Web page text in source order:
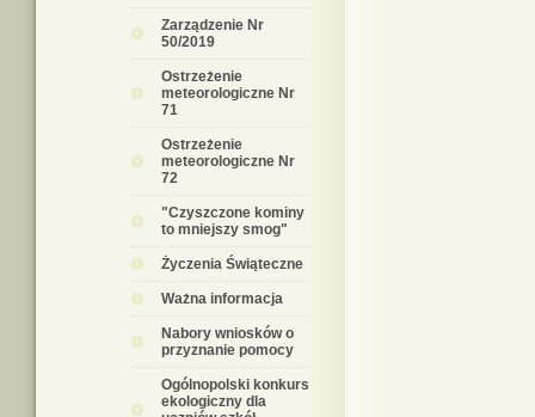
Zarządzenie Nr
50/2019
Ostrzeżenie
meteorologiczne Nr
71
Ostrzeżenie
meteorologiczne Nr
72
"Czyszczone kominy
to mniejszy smog"
Życzenia Świąteczne
Ważna informacja
Nabory wniosków o
przyznanie pomocy
Ogólnopolski konkurs
ekologiczny dla